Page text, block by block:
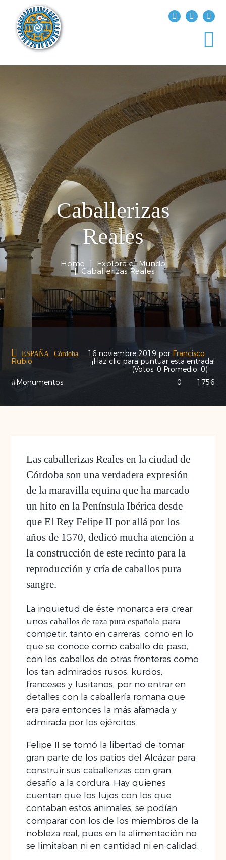
replica rolex air king watches
INICIO
EXPLORA EL MUNDO
DESTINOS
Caballerizas
Reales
Home | Explora el Mundo
| Caballerizas Reales
ESPAÑA|Córdoba 16 noviembre 2019 por Francisco
Rubio
¡Haz clic para puntuar esta entrada!
(Votos: 0 Promedio: 0)
#Monumentos
1756
0
Lascaballerizas Reales en la ciudad de
Córdoba son una verdadera expresión
de la maravilla equina que ha marcado
un hito en la Península Ibérica desde
que El Rey Felipe II por allá por los
años de 1570, dedicó mucha atención a
la construcción de este recinto para la
reproducción y cría de caballos pura
sangre.
La inquietud de éste monarca era crear
unoscaballos de raza pura española para
competir, tanto en carreras, como en lo
que se conoce como caballo de paso,
con los caballos de otras fronteras como
los tan admirados rusos, kurdos,
franceses y lusitanos, por no entrar en
detalles con la caballería romana que
era para entonces la más afamada y
admirada por los ejércitos.
Felipe II se tomó la libertad de tomar
gran parte de los patios del Alcázar para
construir sus caballerizas con gran
desafío a la cordura. Hay quienes
cuentan que los lujos con los que
contaban estos animales, se podían
comparar con los de los miembros de la
nobleza real, pues en la alimentación no
se limitaban ni en cantidad ni en calidad.